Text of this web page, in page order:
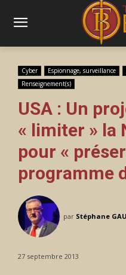
Cyber Espionnage, surveillance
Renseignement(s)
USA : Un
« limiter » la
pour «
programme
par Stéphane
27 septembre 2013